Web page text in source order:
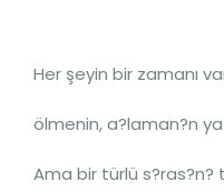
Her şeyin bir zamanı
ölmenin, a?laman?n
Ama bir türlü